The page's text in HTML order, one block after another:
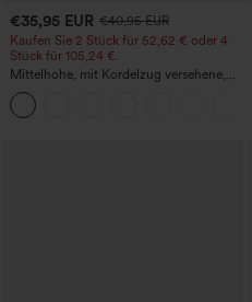
€35,95 EUR €40,95 EUR
Kaufen Sie 2 Stück für 52,62 € oder 4
Stück für 105,24 €.
Mittelhohe, mit Kordelzug versehene,
schnelltrocknende Golfhose mit schmal
zulaufendem Schnitt, abgerundetem
Saum und Taschen – UPF 40+